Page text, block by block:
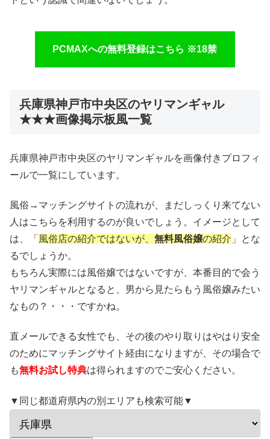
PCMAXへの無料登録はこちら ※18禁
兵庫県神戸市中央区のヤリマンギャル
★★★画像掲示板風一覧
兵庫県神戸市中央区のヤリマンギャルを画像付きプロフィ
ールで一覧にしています。
風俗→マッチングサイトの流れが、まだしっくり来てない
人はこちらを利用するのが良いでしょう。イメージとして
は、「 風俗店の紹介ではないが、 無料風俗嬢の紹介 」とな
るでしょうか。
もちろん実際には風俗嬢ではないですが、本番目的で会う
ヤリマンギャルとなると、男から見たらもう風俗嬢みたい
なもの？・・・ですかね。
直メールできる女性でも、その後のやり取りはやはり安全
のためにマッチングサイト経由になりますが、その場合で
も無料お試し特典は得られますのでご安心ください。
▼同じ都道府県内の別エリアも検索可能▼